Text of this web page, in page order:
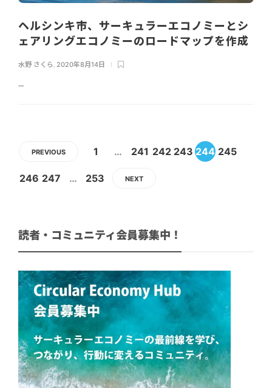
ヘルシンキ市、サーキュラーエコノミーとシ
ェアリングエコノミーのロードマップを作成
水野 さくら 2020年8月14日
...
PREVIOUS 1 … 241 242 243 244 245
246 247 … 253 NEXT
読者・コミュニティ会員募集中！